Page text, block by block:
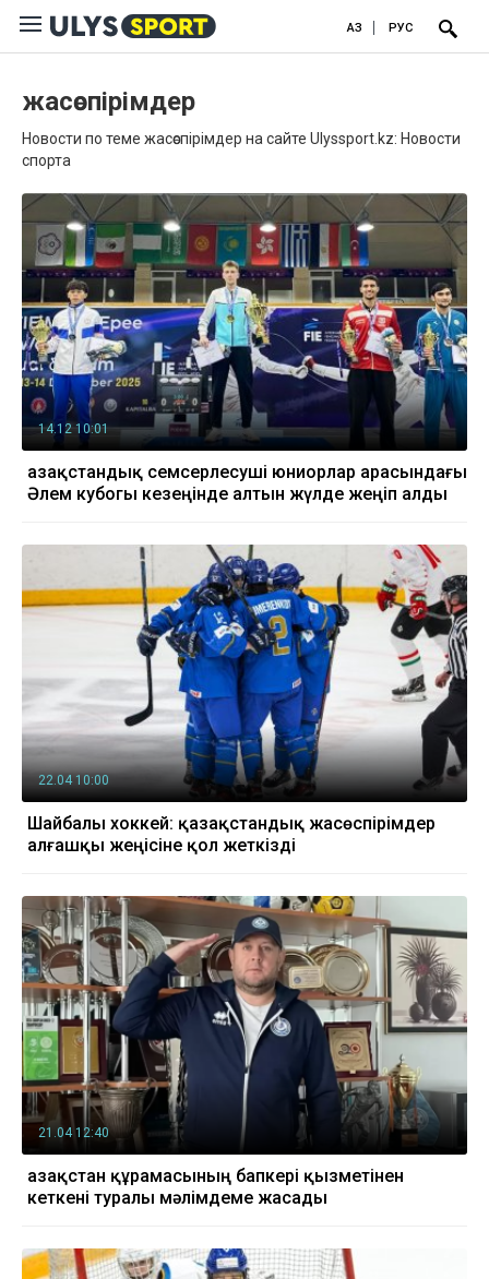
ҚАЗ РУС
жасөспірімдер
Новости по теме жасөспірімдер на сайте Ulyssport.kz: Новости
спорта
14.12 10:01
Қазақстандық семсерлесуші юниорлар арасындағы
Әлем кубогы кезеңінде алтын жүлде жеңіп алды
22.04 10:00
Шайбалы хоккей: қазақстандық жасөспірімдер
алғашқы жеңісіне қол жеткізді
21.04 12:40
Қазақстан құрамасының бапкері қызметінен
кеткені туралы мәлімдеме жасады